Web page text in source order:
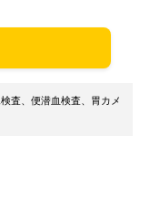
査、便潜血検査、胃カメ